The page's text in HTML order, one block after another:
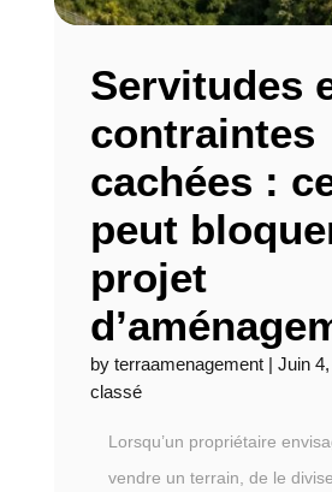
Servitudes
contraintes
cachées :
peut
projet
by terraamenagement| Juin
classé
Lorsqu’un propriétaire
vendre un terrain, de le